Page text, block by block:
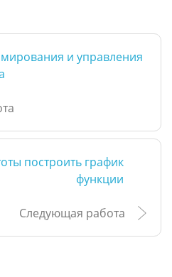
и управления
построить график
функции
Следующая работа